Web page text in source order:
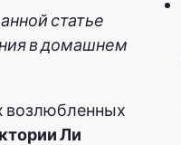
статье
в домашнем
возлюбленных
Ли